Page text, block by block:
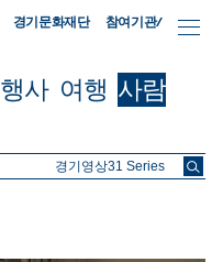
경기문화재단 참여기관/
행사 여행 사람